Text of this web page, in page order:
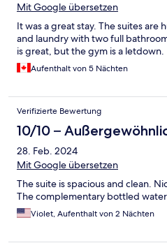
Mit Google übersetzen
It was a great stay. The suites are
and laundry with two full
is great, but the gym is a letdown.
Aufenthalt von 5 Nächten
Verifizierte Bewertung
10/10 –
28. Feb. 2024
Mit Google übersetzen
The suite is spacious and clean.
The complementary bottled
Violet, Aufenthalt von 2 Nächten